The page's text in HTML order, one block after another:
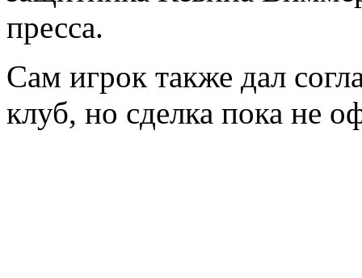
пресса.
Сам игрок также дал
клуб, но сделка пока не